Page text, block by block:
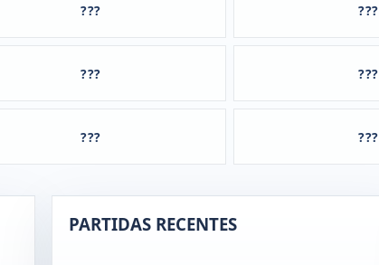
??? ???
??? ???
??? ???
PARTIDAS RECENTES